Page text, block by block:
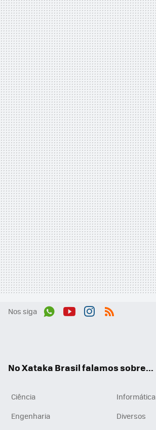
Nos siga
No Xataka Brasil falamos sobre...
Ciência
Informática
Engenharia
Diversos